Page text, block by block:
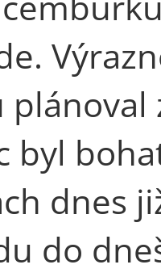
byl
dnes
do